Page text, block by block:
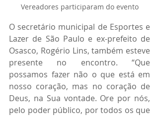
Vereadores participaram do evento
O secretário municipal de Esportes e
Lazer de São Paulo e ex-prefeito de
Osasco, Rogério Lins, também esteve
presente no encontro. “Que
possamos fazer não o que está em
nosso coração, mas no coração de
Deus, na Sua vontade. Ore por nós,
pelo poder público, por todos os que